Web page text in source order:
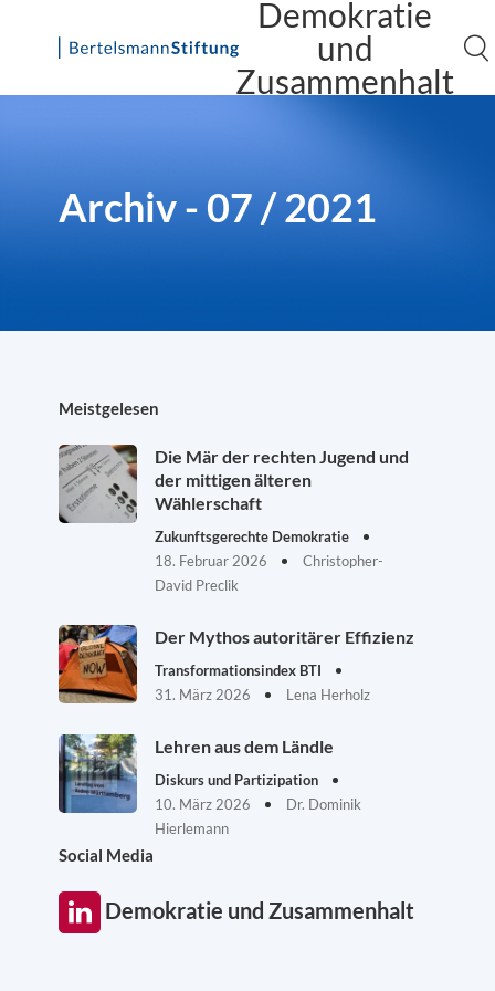
Skip
Demokratie
und
Zusammenhalt
Archiv - 07 / 2021
Meistgelesen
Die Mär der rechten Jugend und
der mittigen älteren
Wählerschaft
Zukunftsgerechte Demokratie
18. Februar 2026
Christopher-
David Preclik
Der Mythos autoritärer Effizienz
Transformationsindex BTI
31. März 2026
Lena Herholz
Lehren aus dem Ländle
Diskurs und Partizipation
10. März 2026
Dr. Dominik
Hierlemann
Social Media
Demokratie und Zusammenhalt